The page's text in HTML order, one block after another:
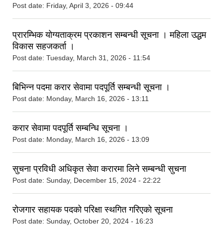
Post date: Friday, April 3, 2026 - 09:44
प्रारम्भिक योग्यताक्रम प्रकाशन सम्बन्धी सूचना । महिला उद्धम
विकास सहजकर्ता ।
Post date: Tuesday, March 31, 2026 - 11:54
बिभिन्न पदमा करार सेवामा पदपूर्ति सम्बन्धी सूचना ।
Post date: Monday, March 16, 2026 - 13:11
करार सेवामा पदपूर्ति सम्बन्धि सूचना ।
Post date: Monday, March 16, 2026 - 13:09
सुचना प्रविधी अधिकृत सेवा करारमा लिने सम्बन्धी सुचना
Post date: Sunday, December 15, 2024 - 22:22
रोजगार सहायक पदको परिक्षा स्थगित गरिएको सूचना
Post date: Sunday, October 20, 2024 - 16:23